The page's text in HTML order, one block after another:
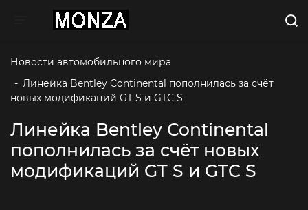
Toggle navigation
Новости автомобильного мира
- Линейка Bentley Continental пополнилась за счёт
новых модификаций GT S и GTC S
Линейка Bentley Continental
пополнилась за счёт новых
модификаций GT S и GTC S